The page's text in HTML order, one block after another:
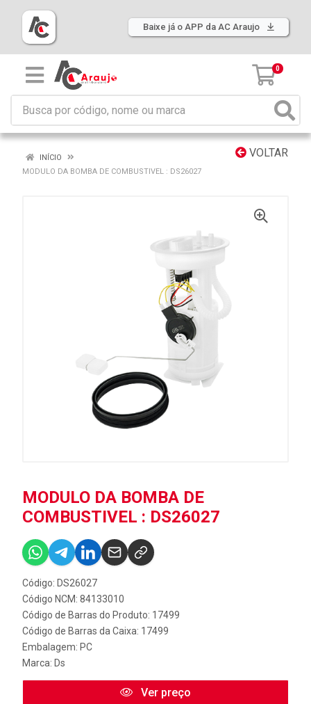
Baixe já o APP da AC Araujo
0
VOLTAR
INÍCIO
MODULO DA BOMBA DE COMBUSTIVEL : DS26027
MODULO DA BOMBA DE
COMBUSTIVEL : DS26027
Código: DS26027
Código NCM: 84133010
Código de Barras do Produto: 17499
Código de Barras da Caixa: 17499
Embalagem: PC
Marca: Ds
Ver preço